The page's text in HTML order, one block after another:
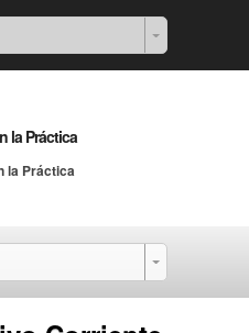
la Práctica
la Práctica